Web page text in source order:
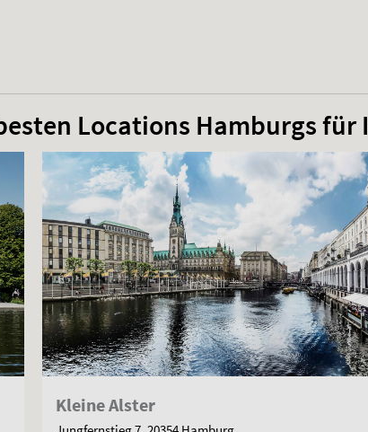
Locations Hamburgs für
Kleine Alster